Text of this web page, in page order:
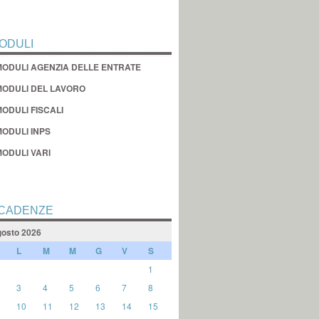
AGENZIA DELLE ENTRATE
DEL LAVORO
FISCALI
INPS
VARI
2026
L M M G V S
1
3 4 5 6 7
8
10 11 12 13 14
15